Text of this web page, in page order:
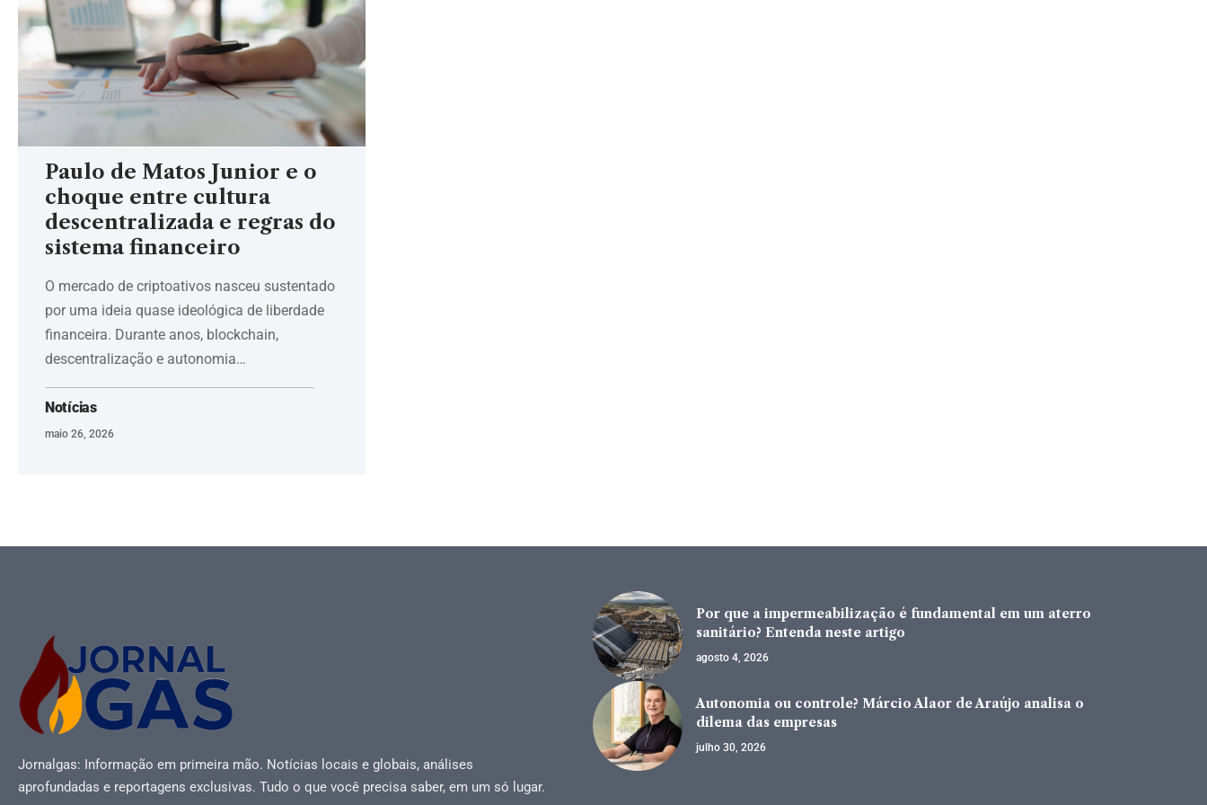
Paulo de Matos Junior e o
choque entre cultura
descentralizada e regras do
sistema financeiro
O mercado de criptoativos nasceu sustentado
por uma ideia quase ideológica de liberdade
financeira. Durante anos, blockchain,
descentralização e autonomia…
Notícias
maio 26, 2026
Jornalgas: Informação em primeira mão. Notícias locais e globais, análises
aprofundadas e reportagens exclusivas. Tudo o que você precisa saber, em um só lugar.
Por que a impermeabilização é fundamental em um aterro
sanitário? Entenda neste artigo
agosto 4, 2026
Autonomia ou controle? Márcio Alaor de Araújo analisa o
dilema das empresas
julho 30, 2026